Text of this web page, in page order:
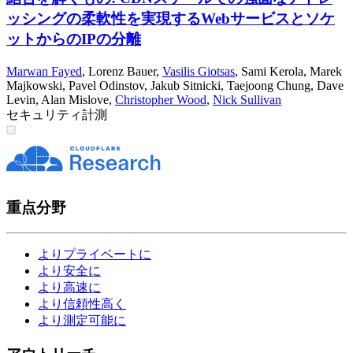
ッシングの柔軟性を実現するWebサービスとソケ
ットからのIPの分離
Marwan Fayed, Lorenz Bauer, Vasilis Giotsas, Sami Kerola, Marek
Majkowski, Pavel Odinstov, Jakub Sitnicki, Taejoong Chung, Dave
Levin, Alan Mislove, Christopher Wood, Nick Sullivan
セキュリティ計測
重点分野
よりプライベートに
より安全に
より高速に
より信頼性高く
より測定可能に